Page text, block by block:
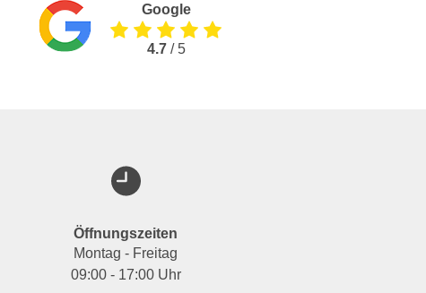
Google
4.7/ 5
Öffnungszeiten
Montag - Freitag
09:00 - 17:00 Uhr